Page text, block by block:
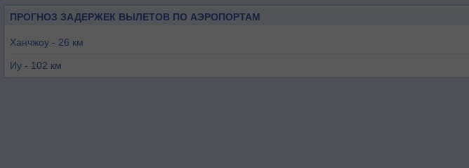
ПРОГНОЗ ЗАДЕРЖЕК ВЫЛЕТОВ ПО АЭРОПОРТАМ
Ханчжоу - 26 км
Иу - 102 км